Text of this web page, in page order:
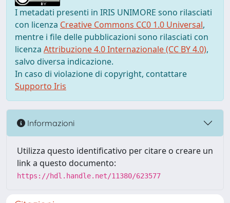
I metadati presenti in IRIS UNIMORE sono rilasciati
con licenza Creative Commons CC0 1.0 Universal,
mentre i file delle pubblicazioni sono rilasciati con
licenza Attribuzione 4.0 Internazionale (CC BY 4.0),
salvo diversa indicazione.
In caso di violazione di copyright, contattare
Supporto Iris
Informazioni
Utilizza questo identificativo per citare o creare un
link a questo documento:
https://hdl.handle.net/11380/623577